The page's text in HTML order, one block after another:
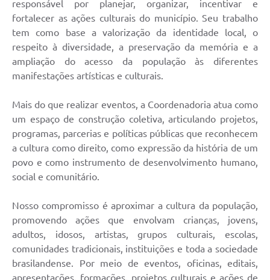
Portal da Privacidade
PNAB (Política Nacional Aldir Blanc)
Formulário
Agenda
Contato
responsável por planejar, organizar, incentivar e
fortalecer as ações culturais do município. Seu trabalho
tem como base a valorização da identidade local, o
respeito à diversidade, a preservação da memória e a
ampliação do acesso da população às diferentes
manifestações artísticas e culturais.
Mais do que realizar eventos, a Coordenadoria atua como
um espaço de construção coletiva, articulando projetos,
programas, parcerias e políticas públicas que reconhecem
a cultura como direito, como expressão da história de um
povo e como instrumento de desenvolvimento humano,
social e comunitário.
Nosso compromisso é aproximar a cultura da população,
promovendo ações que envolvam crianças, jovens,
adultos, idosos, artistas, grupos culturais, escolas,
comunidades tradicionais, instituições e toda a sociedade
brasilandense. Por meio de eventos, oficinas, editais,
apresentações, formações, projetos culturais e ações de